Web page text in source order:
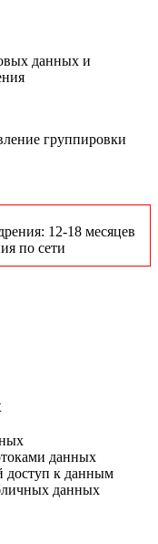
данных и
группировки
12-18 месяцев
по сети
данных
доступ к данным
данных